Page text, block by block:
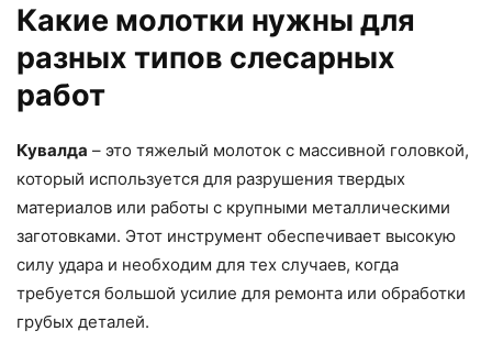
Какие молотки нужны для
разных типов слесарных
работ
Кувалда – это тяжелый молоток с массивной головкой,
который используется для разрушения твердых
материалов или работы с крупными металлическими
заготовками. Этот инструмент обеспечивает высокую
силу удара и необходим для тех случаев, когда
требуется большой усилие для ремонта или обработки
грубых деталей.